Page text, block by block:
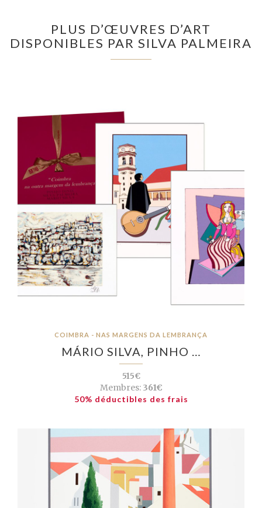
PLUS D’ŒUVRES D’ART
DISPONIBLES PAR SILVA PALMEIRA
COIMBRA - NAS MARGENS DA LEMBRANÇA
MÁRIO SILVA, PINHO …
515€
Membres:361€
50% déductibles des frais